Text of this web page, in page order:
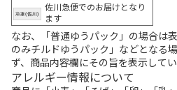
佐川急便でのお届けとなり
ます
なお、「普通ゆうパック」の場合は
のみチルドゆうパック」などとなる
ず、商品内容欄にその旨を表示してい
アレルギー情報について